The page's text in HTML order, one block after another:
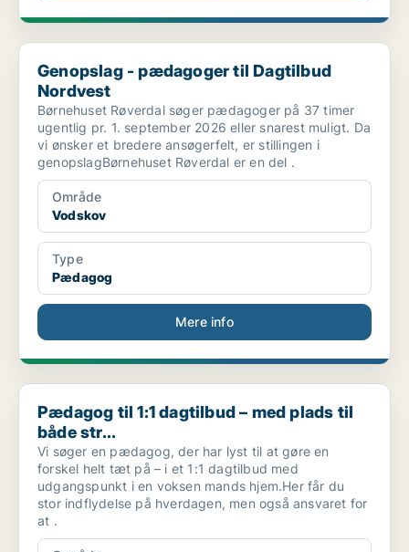
Genopslag - pædagoger til Dagtilbud Nordvest
Genopslag - pædagoger til Dagtilbud
Nordvest
Børnehuset Røverdal søger pædagoger på 37 timer
ugentlig pr. 1. september 2026 eller snarest muligt. Da
vi ønsker et bredere ansøgerfelt, er stillingen i
genopslagBørnehuset Røverdal er en del .
Område
Vodskov
Type
Pædagog
Mere info
Pædagog til 1:1 dagtilbud – med plads til både str...
Pædagog til 1:1 dagtilbud – med plads til
både str...
Vi søger en pædagog, der har lyst til at gøre en
forskel helt tæt på – i et 1:1 dagtilbud med
udgangspunkt i en voksen mands hjem.Her får du
stor indflydelse på hverdagen, men også ansvaret for
at .